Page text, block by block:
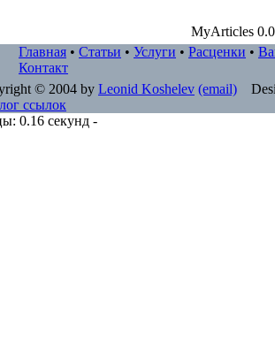
MyArticles
Главная • Статьи • Услуги • Расценки •
Контакт
© 2004 by Leonid Koshelev (email)
ссылок
0.16 секунд -